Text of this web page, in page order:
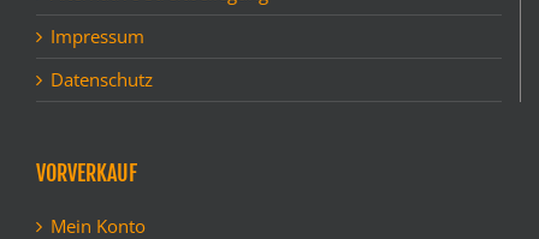
Impressum
Datenschutz
VORVERKAUF
Mein Konto